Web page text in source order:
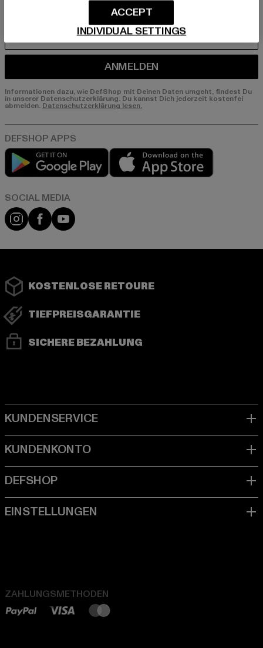
E-MAIL
ANMELDEN
Informationen dazu, wie DefShop mit Deinen Daten umgeht, findest Du
in unserer Datenschutzerklärung. Du kannst Dich jederzeit kostenfei
abmelden. Datenschutzerklärung lesen.
Play market
Instagram
FacebookYouTube
KOSTENLOSE RETOURE
TIEFPREISGARANTIE
SICHERE BEZAHLUNG
ZAHLUNGSMETHODEN
INDIVIDUAL SETTINGS
ACCEPT